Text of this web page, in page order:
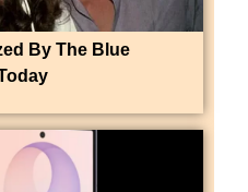
By The Blue